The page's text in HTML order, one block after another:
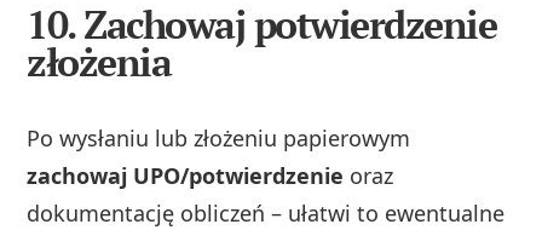
10. Zachowaj potwierdzenie
złożenia
Po wysłaniu lub złożeniu papierowym
zachowaj UPO/potwierdzenie oraz
dokumentację obliczeń – ułatwi to ewentualne